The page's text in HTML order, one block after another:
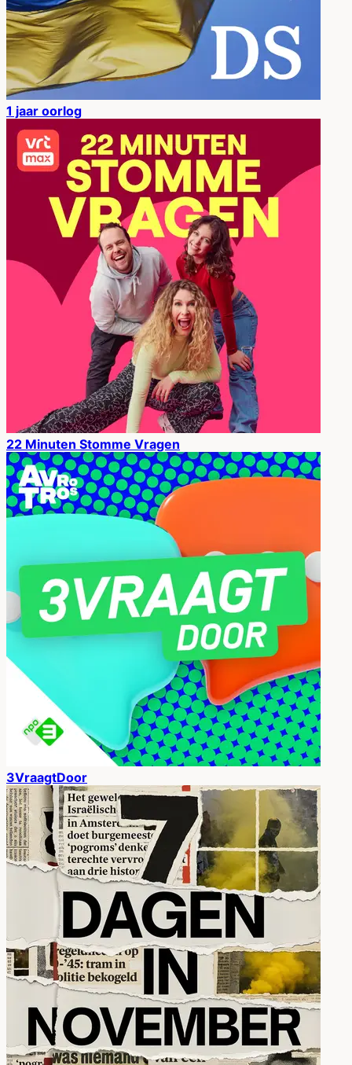
1 jaar oorlog
22 Minuten Stomme Vragen
3VraagtDoor